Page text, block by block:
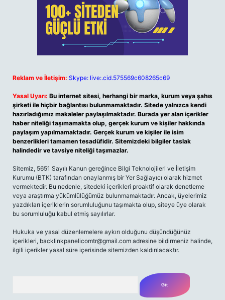
Reklam ve İletişim: Skype: live:.cid.575569c608265c69
Yasal Uyarı: Bu internet sitesi, herhangi bir marka, kurum veya şahıs
şirketi ile hiçbir bağlantısı bulunmamaktadır. Sitede yalnızca kendi
hazırladığımız makaleler paylaşılmaktadır. Burada yer alan içerikler
haber niteliği taşımamakta olup, gerçek kurum ve kişiler hakkında
paylaşım yapılmamaktadır. Gerçek kurum ve kişiler ile isim
benzerlikleri tamamen tesadüfidir. Sitemizdeki bilgiler taslak
halindedir ve tavsiye niteliği taşımazlar.
Sitemiz, 5651 Sayılı Kanun gereğince Bilgi Teknolojileri ve İletişim
Kurumu (BTK) tarafından onaylanmış bir Yer Sağlayıcı olarak hizmet
vermektedir. Bu nedenle, sitedeki içerikleri proaktif olarak denetleme
veya araştırma yükümlülüğümüz bulunmamaktadır. Ancak, üyelerimiz
yazdıkları içeriklerin sorumluluğunu taşımakta olup, siteye üye olarak
bu sorumluluğu kabul etmiş sayılırlar.
Hukuka ve yasal düzenlemelere aykırı olduğunu düşündüğünüz
içerikleri, backlinkpanelicomtr@gmail.com adresine bildirmeniz halinde,
ilgili içerikler yasal süre içerisinde sitemizden kaldırılacaktır.